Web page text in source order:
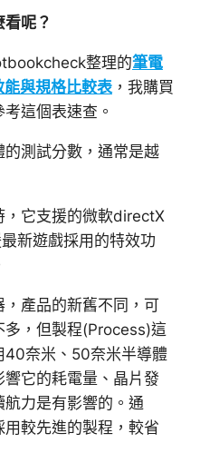
呢？
整理的筆電
與規格比較表，我購買
這個表速查。
測試分數，通常是越
，它支援的微軟directX
新遊戲採用的特效功
產品的新舊不同，可
多，但製程(Process)這
40奈米、50奈米半導體
它的耗電量、晶片發
力是有影響的。通
較先進的製程，較省